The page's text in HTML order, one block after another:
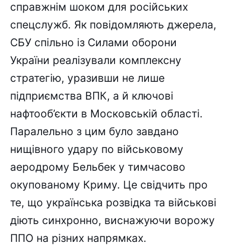
справжнім шоком для російських
спецслужб. Як повідомляють джерела,
СБУ спільно із Силами оборони
України реалізували комплексну
стратегію, уразивши не лише
підприємства ВПК, а й ключові
нафтооб’єкти в Московській області.
Паралельно з цим було завдано
нищівного удару по військовому
аеродрому Бельбек у тимчасово
окупованому Криму. Це свідчить про
те, що українська розвідка та військові
діють синхронно, виснажуючи ворожу
ППО на різних напрямках.